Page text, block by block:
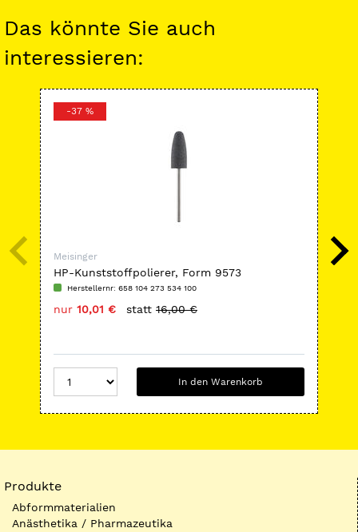
Das könnte Sie auch
interessieren:
-37 %
Meisinger
HP-Kunststoffpolierer, Form 9573
Herstellernr: 658 104 273 534 100
nur 10,01 € statt 16,00 €
In den Warenkorb
Produkte
Abformmaterialien
Anästhetika / Pharmazeutika